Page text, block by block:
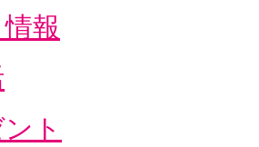
報
ト